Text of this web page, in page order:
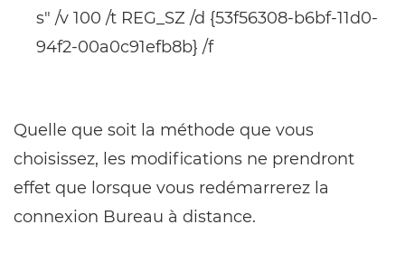
s" /v 100 /t REG_SZ /d {53f56308-b6bf-11d0-
94f2-00a0c91efb8b} /f
Quelle que soit la méthode que vous
choisissez, les modifications ne prendront
effet que lorsque vous redémarrerez la
connexion Bureau à distance.